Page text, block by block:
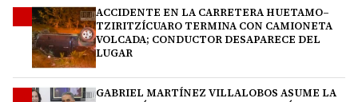
ACCIDENTE EN LA CARRETERA HUETAMO–
TZIRITZÍCUARO TERMINA CON CAMIONETA
VOLCADA; CONDUCTOR DESAPARECE DEL
LUGAR
GABRIEL MARTÍNEZ VILLALOBOS ASUME LA